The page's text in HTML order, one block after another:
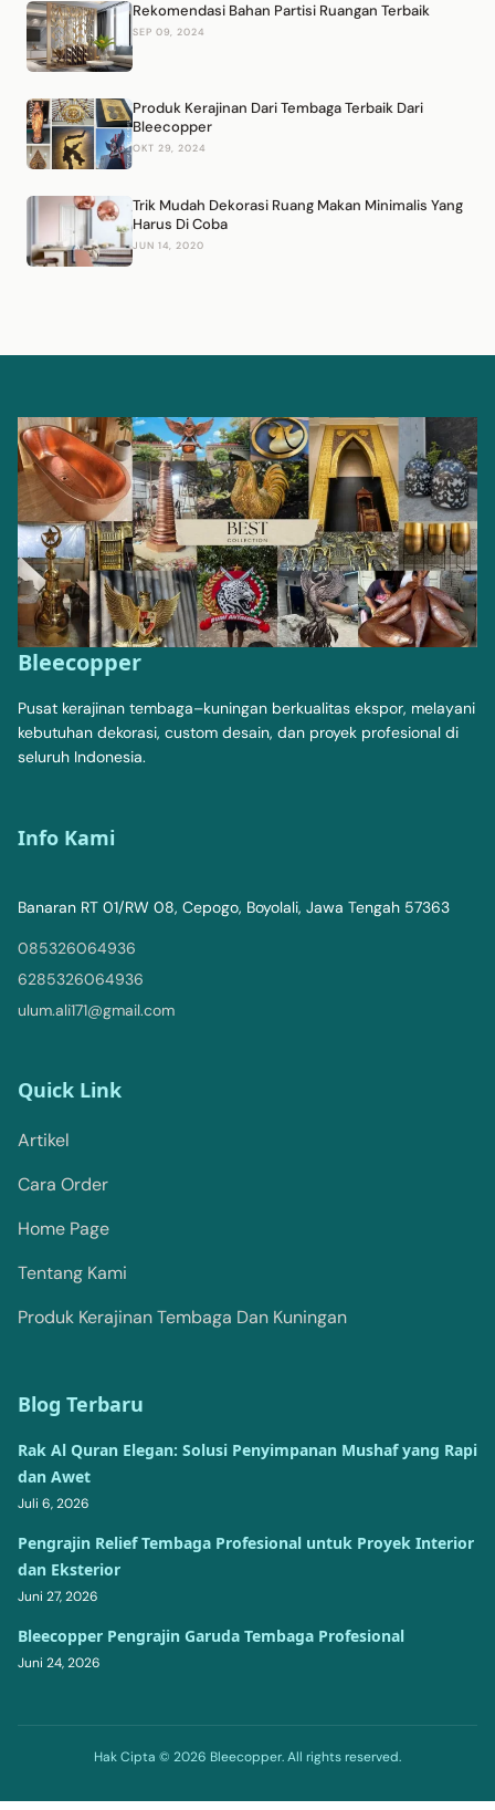
Rekomendasi Bahan Partisi Ruangan Terbaik
SEP 09, 2024
Produk Kerajinan Dari Tembaga Terbaik Dari
Bleecopper
OKT 29, 2024
Trik Mudah Dekorasi Ruang Makan Minimalis Yang
Harus Di Coba
JUN 14, 2020
Bleecopper
Pusat kerajinan tembaga–kuningan berkualitas ekspor, melayani
kebutuhan dekorasi, custom desain, dan proyek profesional di
seluruh Indonesia.
Info Kami
Banaran RT 01/RW 08, Cepogo, Boyolali, Jawa Tengah 57363
085326064936
6285326064936
ulum.ali171@gmail.com
Quick Link
Artikel
Cara Order
Home Page
Tentang Kami
Produk Kerajinan Tembaga Dan Kuningan
Blog Terbaru
Rak Al Quran Elegan: Solusi Penyimpanan Mushaf yang Rapi
dan Awet
Juli 6, 2026
Pengrajin Relief Tembaga Profesional untuk Proyek Interior
dan Eksterior
Juni 27, 2026
Bleecopper Pengrajin Garuda Tembaga Profesional
Juni 24, 2026
Hak Cipta © 2026 Bleecopper. All rights reserved.